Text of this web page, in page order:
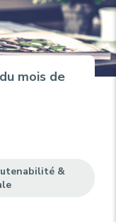
mois de
&